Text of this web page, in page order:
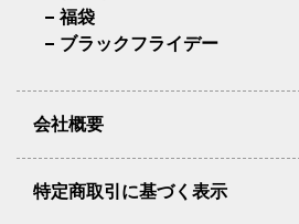
福袋
ブラックフライデー
会社概要
特定商取引に基づく表示